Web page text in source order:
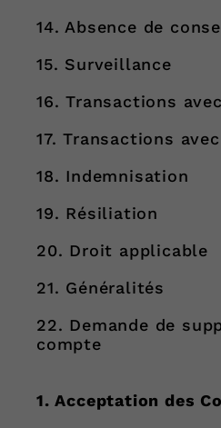
14. Absence de
15. Surveillance
16. Transactions
17. Transactions
18. Indemnisation
19. Résiliation
20. Droit applicable
21. Généralités
22. Demande de
compte
1. Acceptation des